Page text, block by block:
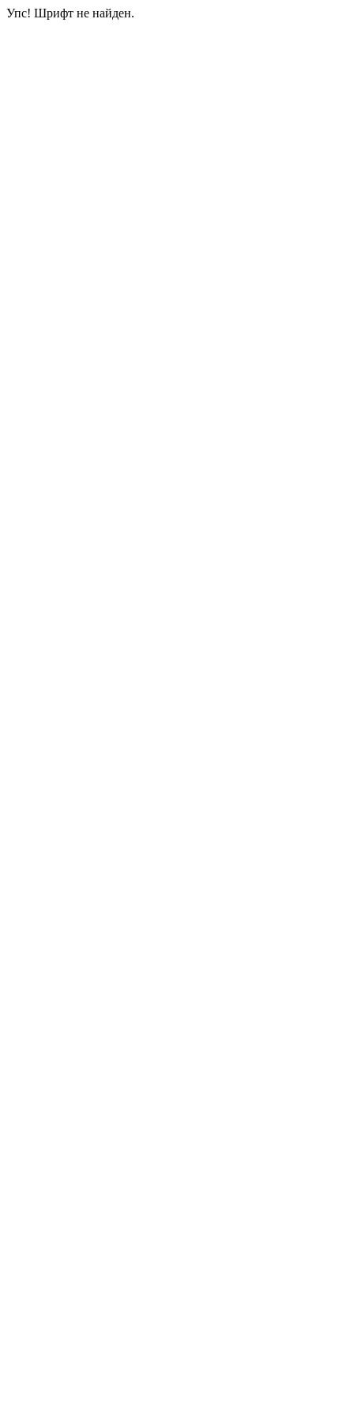
Упс! Шрифт не найден.